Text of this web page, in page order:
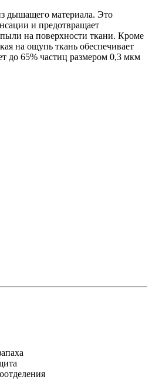
дышащего материала. Это
и предотвращает
на поверхности ткани. Кроме
на ощупь ткань обеспечивает
до 65% частиц размером 0,3 мкм